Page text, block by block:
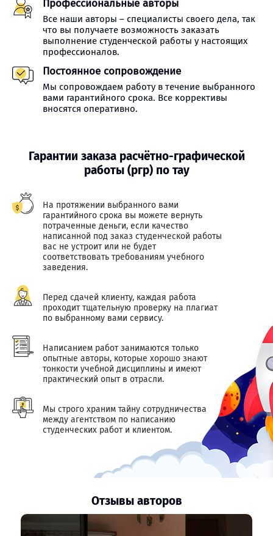
Профессиональные авторы
Все наши авторы – специалисты своего дела, так
что вы получаете возможность заказать
выполнение студенческой работы у настоящих
профессионалов.
Постоянное сопровождение
Мы сопровождаем работу в течение выбранного
вами гарантийного срока. Все коррективы
вносятся оперативно.
Гарантии заказа расчётно-графической
работы (ргр) по тау
На протяжении выбранного вами
гарантийного срока вы можете вернуть
потраченные деньги, если качество
написанной под заказ студенческой работы
вас не устроит или не будет
соответствовать требованиям учебного
заведения.
Перед сдачей клиенту, каждая работа
проходит тщательную проверку на плагиат
по выбранному вами сервису.
Написанием работ занимаются только
опытные авторы, которые хорошо знают
тонкости учебной дисциплины и имеют
практический опыт в отрасли.
Мы строго храним тайну сотрудничества
между агентством по написанию
студенческих работ и клиентом.
Отзывы авторов